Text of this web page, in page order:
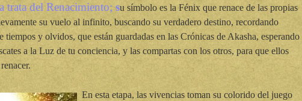
trata del Renacimiento;su símbolo es la Fénix que renace de las propias
su vuelo al infinito, buscando su verdadero destino, recordando
tiempos y olvidos, que están guardadas en las Crónicas de Akasha, esperando
a la Luz de tu conciencia, y las compartas con los otros, para que ellos
En esta etapa, las vivencias toman su colorido del juego